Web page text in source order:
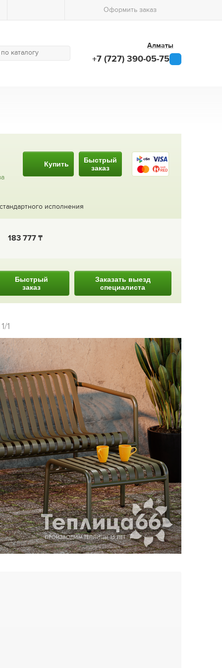
Оформить заказ
Алматы
+7 (727) 390-05-75
Купить
Быстрый
заказ
исполнения
183 777
Быстрый
заказ
Заказать выезд
специалиста
1/1